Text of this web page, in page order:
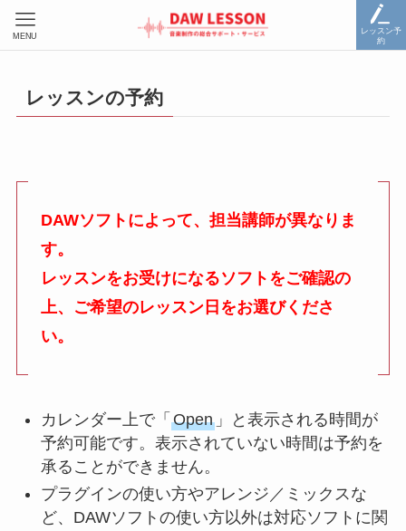
レッスン予
約
MENU
レッスンの予約
DAWソフトによって、担当講師が異なりま
す。
レッスンをお受けになるソフトをご確認の
上、ご希望のレッスン日をお選びくださ
い。
カレンダー上で「 Open」と表示される時間が
予約可能です。表示されていない時間は予約を
承ることができません。
プラグインの使い方やアレンジ／ミックスな
ど、DAWソフトの使い方以外は対応ソフトに関